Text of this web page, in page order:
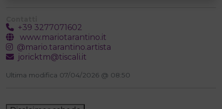
+39 3277071602
www.mariotarantino.it
@mario.tarantino.artista
joricktm@tiscali.it
Ultima modifica 07/04/2026 @ 08:50